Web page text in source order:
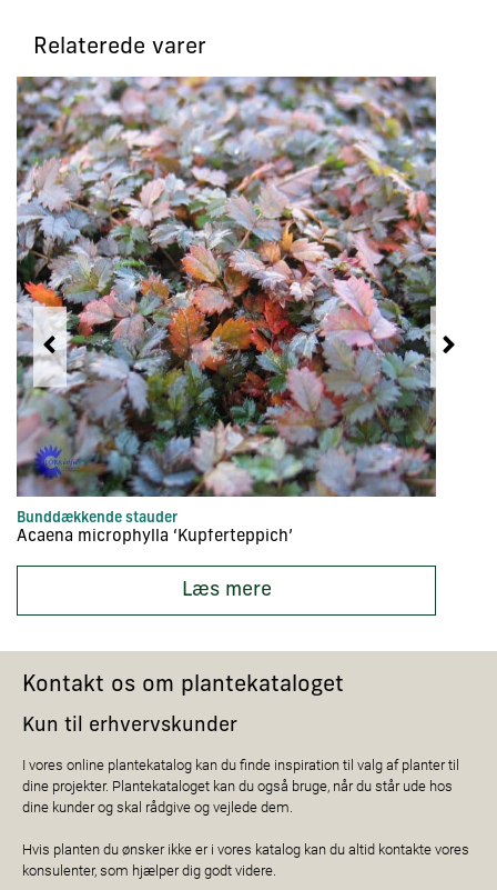
Relaterede varer
Bunddækkende stauder
Acaena microphylla ‘Kupferteppich’
Læs mere
Kontakt os om plantekataloget
Kun til erhvervskunder
I vores online plantekatalog kan du finde inspiration til valg af planter til
dine projekter. Plantekataloget kan du også bruge, når du står ude hos
dine kunder og skal rådgive og vejlede dem.
Hvis planten du ønsker ikke er i vores katalog kan du altid kontakte vores
konsulenter, som hjælper dig godt videre.